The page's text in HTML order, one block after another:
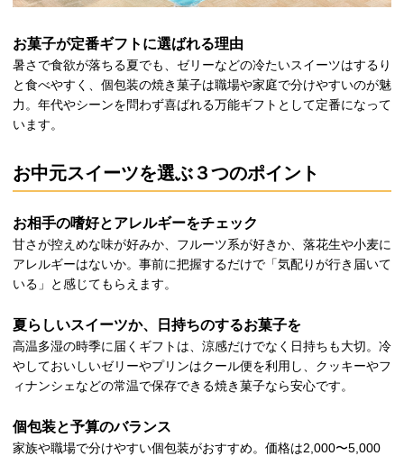
お菓子が定番ギフトに選ばれる理由
暑さで食欲が落ちる夏でも、ゼリーなどの冷たいスイーツはするり
と食べやすく、個包装の焼き菓子は職場や家庭で分けやすいのが魅
力。年代やシーンを問わず喜ばれる万能ギフトとして定番になって
います。
お中元スイーツを選ぶ３つのポイント
お相手の嗜好とアレルギーをチェック
甘さが控えめな味が好みか、フルーツ系が好きか、落花生や小麦に
アレルギーはないか。事前に把握するだけで「気配りが行き届いて
いる」と感じてもらえます。
夏らしいスイーツか、日持ちのするお菓子を
高温多湿の時季に届くギフトは、涼感だけでなく日持ちも大切。冷
やしておいしいゼリーやプリンはクール便を利用し、クッキーやフ
ィナンシェなどの常温で保存できる焼き菓子なら安心です。
個包装と予算のバランス
家族や職場で分けやすい個包装がおすすめ。価格は2,000〜5,000